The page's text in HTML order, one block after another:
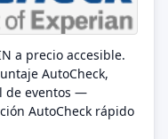
a precio accesible.
AutoCheck,
de eventos —
AutoCheck rápido